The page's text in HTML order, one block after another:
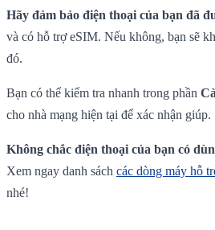
Hãy đảm bảo điện thoại của bạn đã
và có hỗ trợ eSIM. Nếu không, bạn sẽ
đó.
Bạn có thể kiểm tra nhanh trong phần
cho nhà mạng hiện tại để xác nhận giúp.
Không chắc điện thoại của bạn có
Xem ngay danh sách các dòng máy hỗ
nhé!